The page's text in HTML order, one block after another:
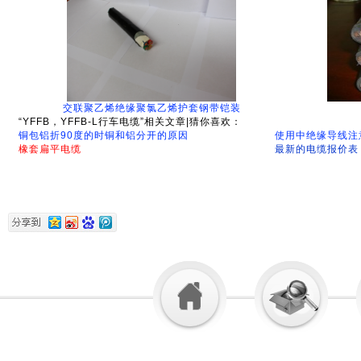
交联聚乙烯绝缘聚氯乙烯护套钢带铠装
“YFFB，YFFB-L行车电缆”相关文章|猜你喜欢：
铜包铝折90度的时铜和铝分开的原因
使用中绝缘导线注
橡套扁平电缆
最新的电缆报价表